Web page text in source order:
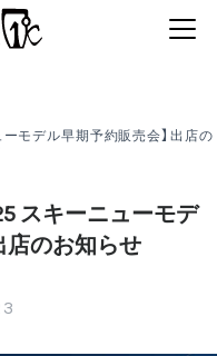
モデル早期予約販売会】出店の
スキーニューモデ
店のお知らせ